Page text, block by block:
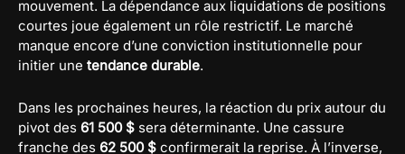
mouvement. La dépendance aux liquidations de positions
courtes joue également un rôle restrictif. Le marché
manque encore d’une conviction institutionnelle pour
initier une tendance durable.
Dans les prochaines heures, la réaction du prix autour du
pivot des 61 500 $ sera déterminante. Une cassure
franche des 62 500 $ confirmerait la reprise. À l’inverse,